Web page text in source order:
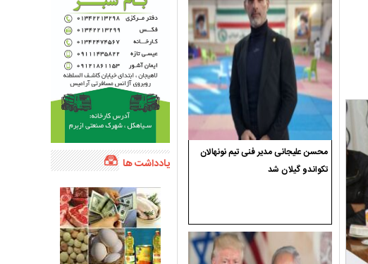
محسن علیجانی مدیر فنی تیم نونهالان
تکواندو گیلان شد
یادداشت ها